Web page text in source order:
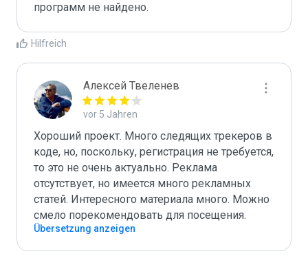
программ не найдено.
Hilfreich
Алексей Твеленев
vor 5 Jahren
Хороший проект. Много следящих трекеров в
коде, но, поскольку, регистрация не требуется,
то это не очень актуально. Реклама
отсутствует, но имеется много рекламных
статей. Интересного материала много. Можно
смело порекомендовать для посещения.
Übersetzung anzeigen